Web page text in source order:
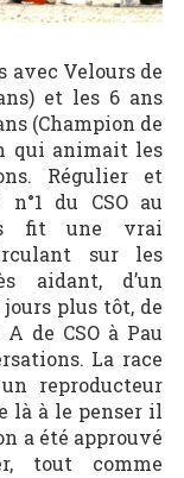
avec Velours de
et les 6 ans
(Champion de
qui animait les
Régulier et
du CSO au
fit une vrai
sur les
aidant, d’un
jours plus tôt, de
de CSO à Pau
La race
reproducteur
là à le penser il
a été approuvé
tout comme